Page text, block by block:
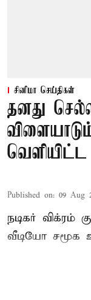
சினிமா செய்திகள்
தனது
வெளியிட்ட
Published on: 09 Aug
நடிகர் விக்ரம்
வீடியோ சமூக